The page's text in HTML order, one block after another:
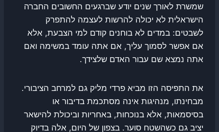
שמשרת לאורך שנים יודע שברגעים החשובים החברה
הישראלית לא יכולה להרשות לעצמה להתפרק
לשבטים: במדים לא בוחנים קודם למי הצבעת, אלא
אם אפשר לסמוך עליך, אם אתה עומד במשימה ואם
אתה נמצא שם עבור האדם שלצידך.
את התפיסה הזו מביא פרדי מליק גם למרחב הציבורי.
מבחינתו, מנהיגות אינה מסתכמת בדיבור או
בסיסמאות, אלא בנוכחות, באחריות וביכולת להישאר
יציב גם כשהשטח סוער. בצפון של היום, אלה בדיוק